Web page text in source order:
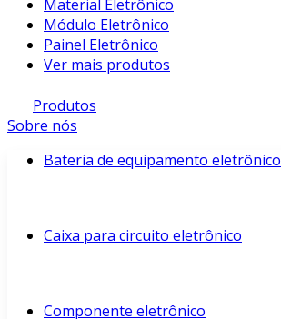
Material Eletrônico
Módulo Eletrônico
Painel Eletrônico
Ver mais produtos
Produtos
Sobre nós
Bateria de equipamento eletrônico
Caixa para circuito eletrônico
Componente eletrônico